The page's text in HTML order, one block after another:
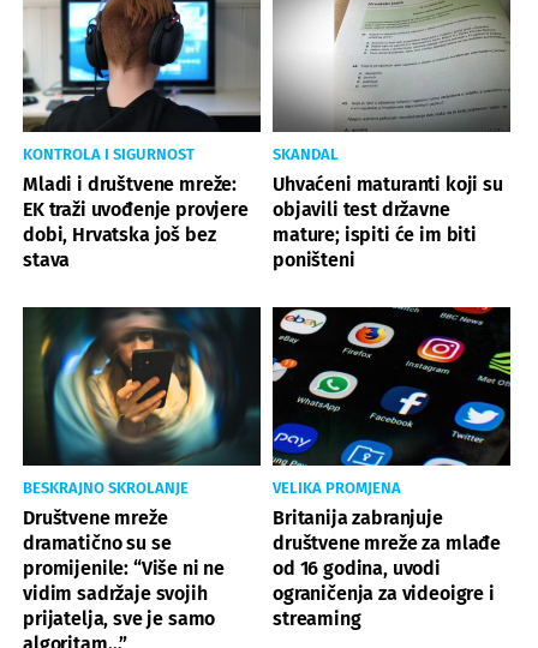
KONTROLA I SIGURNOST
Mladi i društvene mreže:
EK traži uvođenje provjere
dobi, Hrvatska još bez
stava
SKANDAL
Uhvaćeni maturanti koji su
objavili test državne
mature; ispiti će im biti
poništeni
BESKRAJNO SKROLANJE
Društvene mreže
dramatično su se
promijenile: “Više ni ne
vidim sadržaje svojih
prijatelja, sve je samo
VELIKA PROMJENA
Britanija zabranjuje
društvene mreže za mlađe
od 16 godina, uvodi
ograničenja za videoigre i
streaming